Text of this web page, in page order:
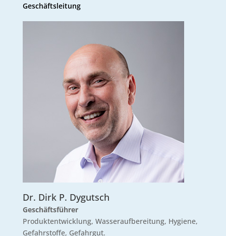
Geschäftsleitung
Dr. Dirk P. Dygutsch
Geschäftsführer
Produktentwicklung, Wasseraufbereitung, Hygiene,
Gefahrstoffe, Gefahrgut.